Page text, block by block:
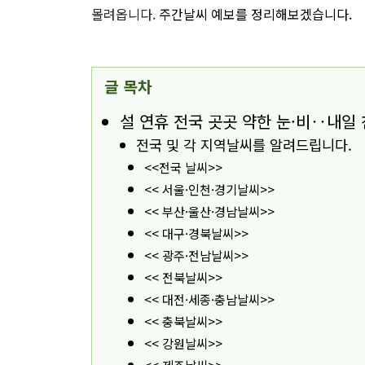
몰려옵니다. 주간날씨 예보를 정리해보겠습니다.
글 목차
설 연휴 전국 곳곳 약한 눈·비‥내일
전국 및 각 지역날씨를 알려드립니다.
<<전국 날씨>>
<< 서울·인천·경기날씨>>
<< 부산·울산·경남날씨>>
<< 대구·경북날씨>>
<< 광주·전남날씨>>
<< 전북날씨>>
<< 대전·세종·충남날씨>>
<< 충북날씨>>
<< 강원날씨>>